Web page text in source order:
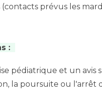
prévus les
:
pédiatrique et un avis
la poursuite ou l'arrêt